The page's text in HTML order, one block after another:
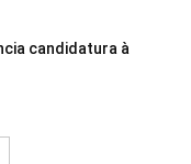
candidatura à